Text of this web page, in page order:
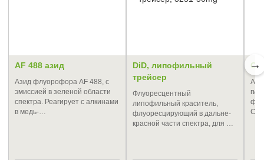
AF 488 азид
Азид флуорофора AF 488, с
эмиссией в зеленой области
спектра. Реагирует с алкинами
в медь-…
DiD, липофильный
трейсер
Флуоресцентный
липофильный краситель,
флуоресцирующий в дальне-
красной части спектра, для …
→